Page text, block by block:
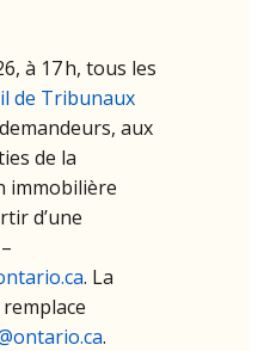
à 17 h, tous les
de Tribunaux
aux
de la
immobilière
d’une
. La
.